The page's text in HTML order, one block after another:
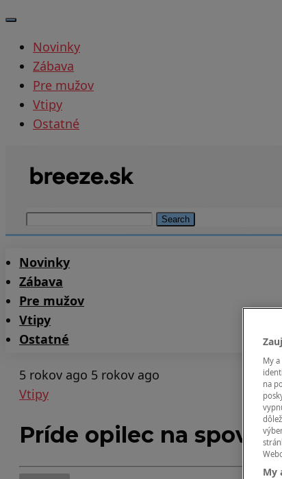
Novinky
Zábava
Pre mužov
Vtipy
Ostatné
Search
Novinky
Zábava
Pre mužov
Vtipy
Ostatné
5 rokov ago 5 rokov ago
Vtipy
Príde opilec na
My
na
My